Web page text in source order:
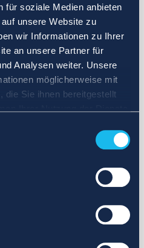
für soziale Medien anbieten
unsere Website zu
wir Informationen zu Ihrer
an unsere Partner für
Analysen weiter. Unsere
möglicherweise mit
die Sie ihnen bereitgestellt